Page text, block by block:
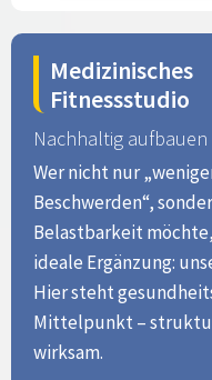
Medizinisches
Fitnessstudio
Nachhaltig aufbauen
Wer nicht nur
Beschwerden“,
Belastbarkeit
ideale Ergänzung:
Hier steht
Mittelpunkt –
wirksam.